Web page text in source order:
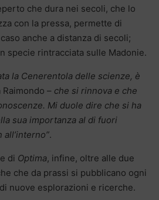
che dura nei secoli, che lo
con la pressa, permette di
anche a distanza di secoli;
specie rintracciata sulle Madonie.
la Cenerentola delle scienze, è
– che si rinnova e che
Mi duole dire che si ha
sua importanza al di fuori
all’interno”.
di Optima, infine, oltre alle due
che da prassi si pubblicano ogni
nuove esplorazioni e ricerche.